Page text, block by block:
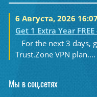
6 Августа, 2026
Get 1 Extra Year
For the next 3 days,
Trust.Zone VPN plan....
Мы в соц.сетях